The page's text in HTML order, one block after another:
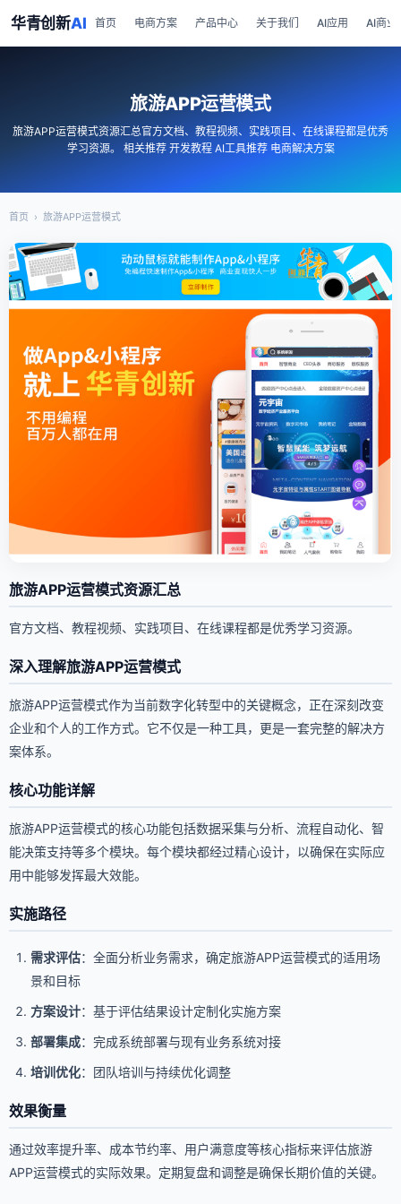
华青创新AI 首页 电商方案 产品中心 关于我们 AI应用 AI商业
旅游APP运营模式
旅游APP运营模式资源汇总官方文档、教程视频、实践项目、在线课程都是优秀
学习资源。 相关推荐 开发教程 AI工具推荐 电商解决方案
首页 › 旅游APP运营模式
旅游APP运营模式资源汇总
官方文档、教程视频、实践项目、在线课程都是优秀学习资源。
深入理解旅游APP运营模式
旅游APP运营模式作为当前数字化转型中的关键概念，正在深刻改变
企业和个人的工作方式。它不仅是一种工具，更是一套完整的解决方
案体系。
核心功能详解
旅游APP运营模式的核心功能包括数据采集与分析、流程自动化、智
能决策支持等多个模块。每个模块都经过精心设计，以确保在实际应
用中能够发挥最大效能。
实施路径
需求评估：全面分析业务需求，确定旅游APP运营模式的适用场
景和目标
方案设计：基于评估结果设计定制化实施方案
部署集成：完成系统部署与现有业务系统对接
培训优化：团队培训与持续优化调整
效果衡量
通过效率提升率、成本节约率、用户满意度等核心指标来评估旅游
APP运营模式的实际效果。定期复盘和调整是确保长期价值的关键。